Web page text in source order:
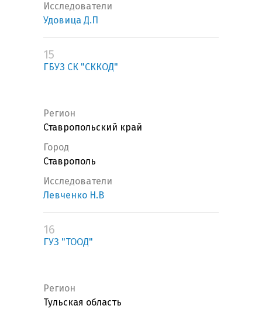
Исследователи
Удовица Д.П
15
ГБУЗ СК "СККОД"
Регион
Ставропольский край
Город
Ставрополь
Исследователи
Левченко Н.В
16
ГУЗ "ТООД"
Регион
Тульская область